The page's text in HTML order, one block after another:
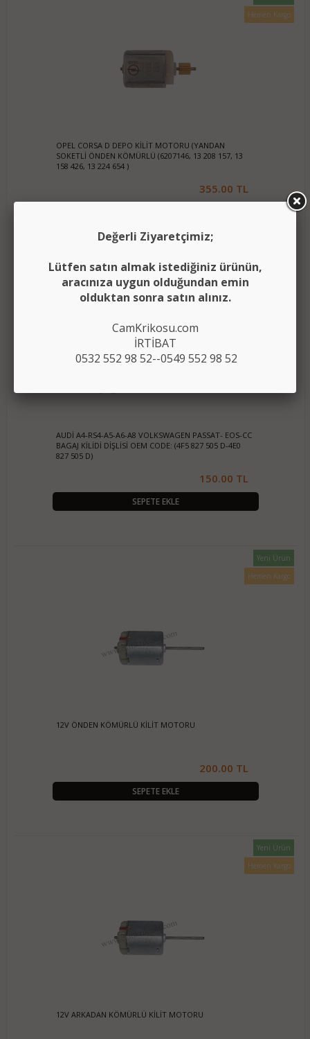
Hemen Kargo
OPEL CORSA D DEPO KİLİT MOTORU (YANDAN
SOKETLİ ÖNDEN KÖMÜRLÜ (6207146, 13 208 157, 13
158 426, 13 224 654 )
355.00 TL
Yeni Ürün
Hemen Kargo
AUDİ A4-RS4-A5-A6-A8 VOLKSWAGEN PASSAT- EOS-CC
BAGAJ KİLİDİ DİŞLİSİ OEM CODE: (4F5 827 505 D-4E0
827 505 D)
150.00 TL
SEPETE EKLE
Yeni Ürün
Hemen Kargo
12V ÖNDEN KÖMÜRLÜ KİLİT MOTORU
200.00 TL
SEPETE EKLE
Yeni Ürün
Hemen Kargo
12V ARKADAN KÖMÜRLÜ KİLİT MOTORU
Değerli Ziyaretçimiz;
Lütfen satın almak istediğiniz ürünün,
aracınıza uygun olduğundan emin
olduktan sonra satın alınız.
CamKrikosu.com
İRTİBAT
0532 552 98 52--0549 552 98 52